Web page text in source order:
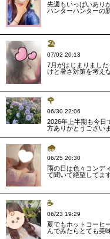
先週もいっぱいあり
ハンターハンターの
🏖
07/02 20:13
7月がはじまりまし
けと暑さ対策を考え
🌹
06/30 22:06
2026年上半期も今日
方ありがとうござい
🌧
06/25 20:30
雨の日は色々コンデ
て聞いて絶望してま
☕️
06/23 19:29
夏でもホットコーヒ
んでみたらとても美